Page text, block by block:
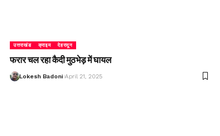
उत्तराखंड क्राइम देहरादून
फरार चल रहा कैदी मुठभेड़ में घायल
Lokesh Badoni April 21, 2025